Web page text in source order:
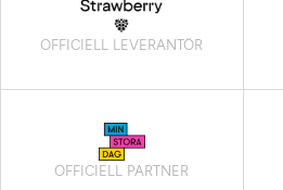
OFFICIELL LEVERANTÖR
OFFICIELL PARTNER